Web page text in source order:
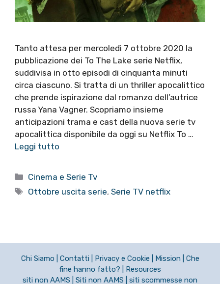
Tanto attesa per mercoledì 7 ottobre 2020 la
pubblicazione dei To The Lake serie Netflix,
suddivisa in otto episodi di cinquanta minuti
circa ciascuno. Si tratta di un thriller apocalittico
che prende ispirazione dal romanzo dell’autrice
russa Yana Vagner. Scopriamo insieme
anticipazioni trama e cast della nuova serie tv
apocalittica disponibile da oggi su Netflix To …
Leggi tutto
Categorie
Cinema e Serie Tv
Tag
Ottobre uscita serie,Serie TV netflix
Chi Siamo Contatti Privacy e Cookie Mission
Che
fine hanno fatto?
Resources
siti non AAMS
Siti non AAMS siti scommesse non